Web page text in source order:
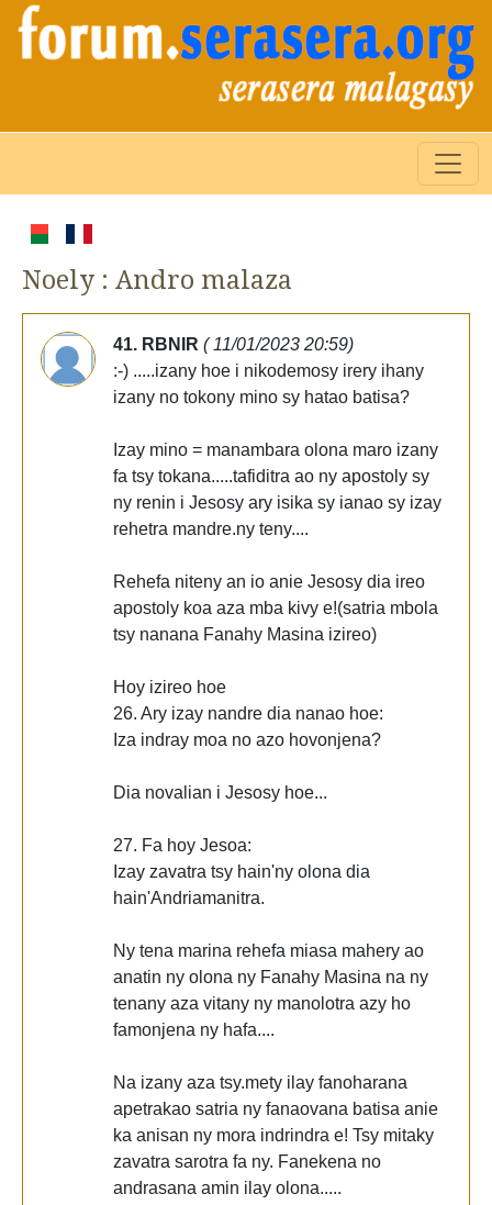
Noely : Andro malaza
41. RBNIR ( 11/01/2023 20:59)
:-) .....izany hoe i nikodemosy irery ihany
izany no tokony mino sy hatao batisa?
Izay mino = manambara olona maro izany
fa tsy tokana.....tafiditra ao ny apostoly sy
ny renin i Jesosy ary isika sy ianao sy izay
rehetra mandre.ny teny....
Rehefa niteny an io anie Jesosy dia ireo
apostoly koa aza mba kivy e!(satria mbola
tsy nanana Fanahy Masina izireo)
Hoy izireo hoe
26. Ary izay nandre dia nanao hoe:
Iza indray moa no azo hovonjena?
Dia novalian i Jesosy hoe...
27. Fa hoy Jesoa:
Izay zavatra tsy hain'ny olona dia
hain'Andriamanitra.
Ny tena marina rehefa miasa mahery ao
anatin ny olona ny Fanahy Masina na ny
tenany aza vitany ny manolotra azy ho
famonjena ny hafa....
Na izany aza tsy.mety ilay fanoharana
apetrakao satria ny fanaovana batisa anie
ka anisan ny mora indrindra e! Tsy mitaky
zavatra sarotra fa ny. Fanekena no
andrasana amin ilay olona.....